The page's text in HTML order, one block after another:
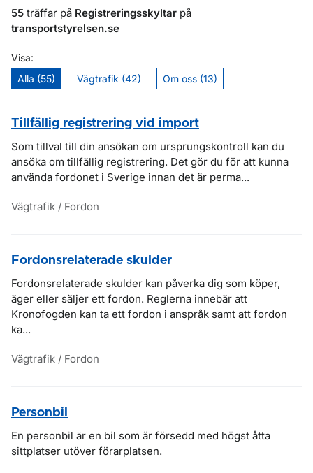
55 träffar på Registreringsskyltar på
transportstyrelsen.se
Visa:
Alla (55)
Vägtrafik (42) Om oss (13)
Tillfällig registrering vid import
Som tillval till din ansökan om ursprungskontroll kan du
ansöka om tillfällig registrering. Det gör du för att kunna
använda fordonet i Sverige innan det är perma...
Vägtrafik / Fordon
Fordonsrelaterade skulder
Fordonsrelaterade skulder kan påverka dig som köper,
äger eller säljer ett fordon. Reglerna innebär att
Kronofogden kan ta ett fordon i anspråk samt att fordon
ka...
Vägtrafik / Fordon
Personbil
En personbil är en bil som är försedd med högst åtta
sittplatser utöver förarplatsen.